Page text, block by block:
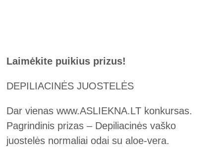
Laimėkite puikius prizus!
DEPILIACINĖS JUOSTELĖS
Dar vienas www.ASLIEKNA.LT konkursas.
Pagrindinis prizas – Depiliacinės vaško
juostelės normaliai odai su aloe-vera.